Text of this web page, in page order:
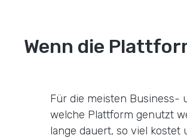
Wenn die
Für die meisten Business-
welche Plattform genutzt
lange dauert, so viel